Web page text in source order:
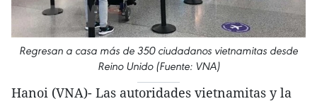
Regresan a casa más de 350 ciudadanos vietnamitas desde
Reino Unido (Fuente: VNA)
Hanoi (VNA)- Las autoridades vietnamitas y la